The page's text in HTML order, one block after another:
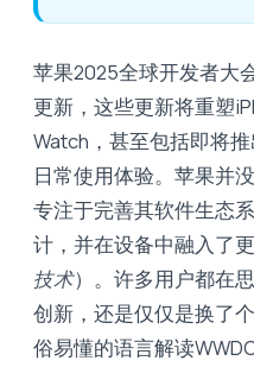
苹果2025全球开发者大
更新，这些更新将重塑
Watch，甚至包括即将
日常使用体验。苹果并
专注于完善其软件生态
计，并在设备中融入了
技术）。许多用户都在
创新，还是仅仅是换了
俗易懂的语言解读